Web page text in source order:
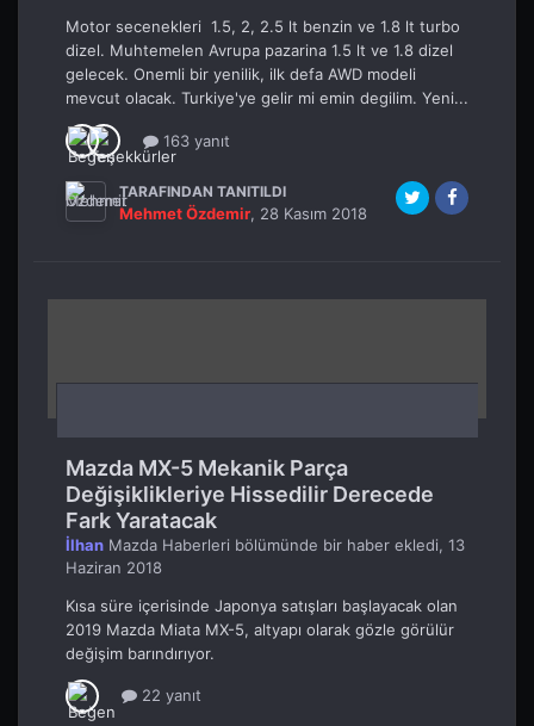
Motor secenekleri 1.5, 2, 2.5 lt benzin ve 1.8 lt turbo
dizel. Muhtemelen Avrupa pazarina 1.5 lt ve 1.8 dizel
gelecek. Onemli bir yenilik, ilk defa AWD modeli
mevcut olacak. Turkiye'ye gelir mi emin degilim. Yeni...
163 yanıt
TARAFINDAN TANITILDI
Mehmet Özdemir, 28 Kasım 2018
Mazda MX-5 Mekanik Parça
Değişiklikleriye Hissedilir Derecede
Fark Yaratacak
İlhan Mazda Haberleri bölümünde bir haber ekledi, 13
Haziran 2018
Kısa süre içerisinde Japonya satışları başlayacak olan
2019 Mazda Miata MX-5, altyapı olarak gözle görülür
değişim barındırıyor.
22 yanıt